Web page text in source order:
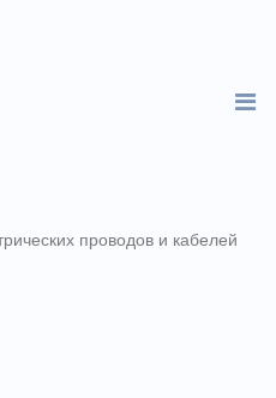
проводов и кабелей